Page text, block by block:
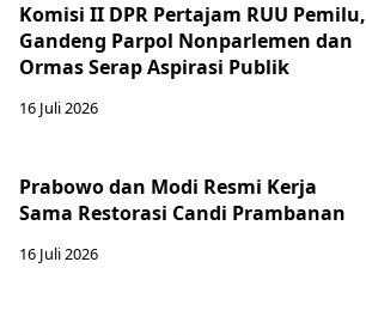
Komisi II DPR Pertajam RUU Pemilu,
Gandeng Parpol Nonparlemen dan
Ormas Serap Aspirasi Publik
16 Juli 2026
Prabowo dan Modi Resmi Kerja
Sama Restorasi Candi Prambanan
16 Juli 2026